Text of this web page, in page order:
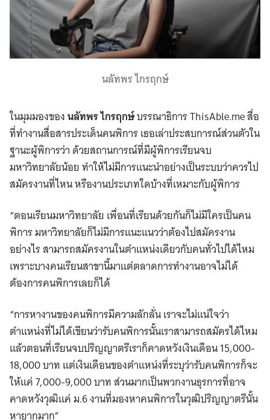
นลัทพร ไกรฤกษ์
ในมุมมองของนลัทพร ไกรฤกษ์บรรณาธิการ ThisAble.me สื่อ
ที่ทำงานสื่อสารประเด็นคนพิการ เธอเล่าประสบการณ์ส่วนตัวใน
ฐานะผู้พิการว่า ด้วยสถานการณ์ที่มีผู้พิการเรียนจบ
มหาวิทยาลัยน้อย ทำให้ไม่มีการแนะนำอย่างเป็นระบบว่าควรไป
สมัครงานที่ไหน หรืองานประเภทใดบ้างที่เหมาะกับผู้พิการ
“ตอนเรียนมหาวิทยาลัย เพื่อนที่เรียนด้วยกันก็ไม่มีใครเป็นคน
พิการ มหาวิทยาลัยก็ไม่มีการแนะแนวว่าต้องไปสมัครงาน
อย่างไร​ สามารถสมัครงานในตําแหน่งเดียวกับคนทั่วไปได้ไหม
เพราะบางคนเรียนสาขานี้มาแต่ตลาดการทำงานอาจไม่ได้
ต้องการคนพิการเลยก็ได้
“การหางานของคนพิการมีความลักลั่น เราจะไม่แน่ใจว่า
ตำแหน่งที่ไม่ได้เขียนว่ารับคนพิการนั้นเราสามารถสมัครได้ไหม
แล้วตอนที่เรียนจบปริญญาตรีเราก็คาดหวังเงินเดือน 15,000-
18,000 บาท แต่เงินเดือนของตำแหน่งที่ระบุว่ารับคนพิการก็จะ
ให้แค่ 7,000-9,000 บาท ส่วนมากเป็นพวกงานธุรการที่อาจ
คาดหวังวุฒิแค่ ม.6 งานที่มองหาคนพิการในวุฒิปริญญาตรีนั้น
หายากมาก”